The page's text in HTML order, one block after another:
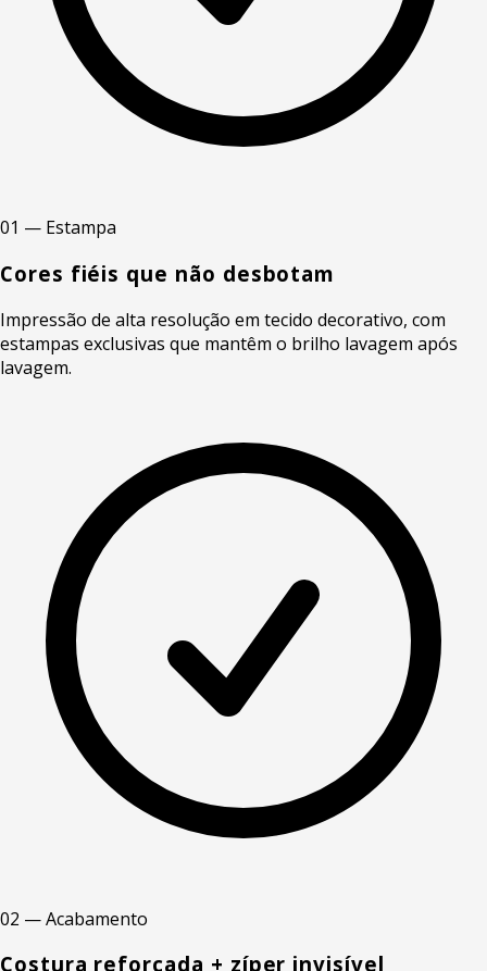
01 — Estampa
Cores fiéis que não desbotam
Impressão de alta resolução em tecido decorativo, com
estampas exclusivas que mantêm o brilho lavagem após
lavagem.
02 — Acabamento
Costura reforçada + zíper invisível